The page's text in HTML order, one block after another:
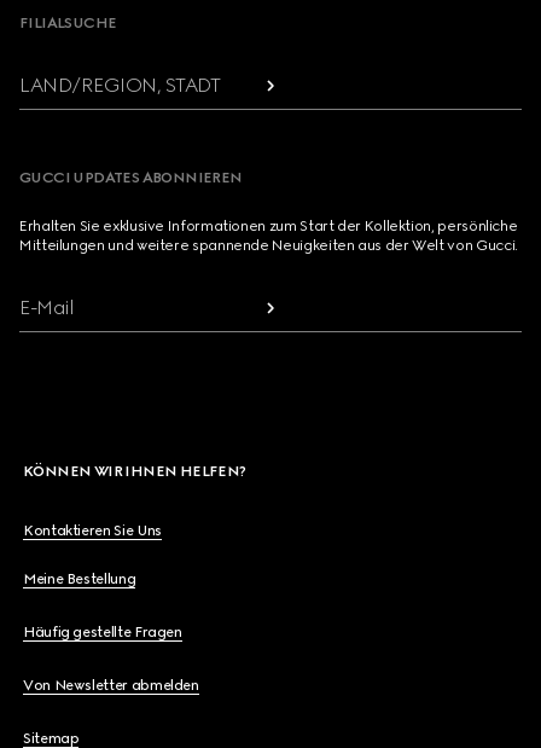
FILIALSUCHE
LAND/REGION, STADT
GUCCI UPDATES ABONNIEREN
Erhalten Sie exklusive Informationen zum Start der Kollektion, persönliche
Mitteilungen und weitere spannende Neuigkeiten aus der Welt von Gucci.
E-Mail
KÖNNEN WIR IHNEN HELFEN?
Kontaktieren Sie Uns
Meine Bestellung
Häufig gestellte Fragen
Von Newsletter abmelden
Sitemap